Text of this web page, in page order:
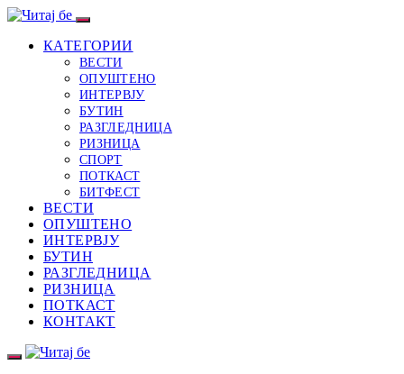
КАТЕГОРИИ
ВЕСТИ
ОПУШТЕНО
ИНТЕРВЈУ
БУТИН
РАЗГЛЕДНИЦА
РИЗНИЦА
СПОРТ
ПОТКАСТ
БИТФЕСТ
ВЕСТИ
ОПУШТЕНО
ИНТЕРВЈУ
БУТИН
РАЗГЛЕДНИЦА
РИЗНИЦА
ПОТКАСТ
КОНТАКТ